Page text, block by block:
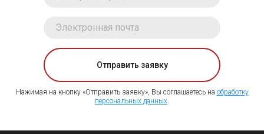
Отправить заявку
Нажимая на кнопку «Отправить заявку», Вы соглашаетесь на обработку
персональных данных.